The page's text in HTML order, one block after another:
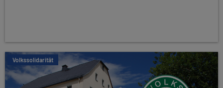
Volkssolidarität